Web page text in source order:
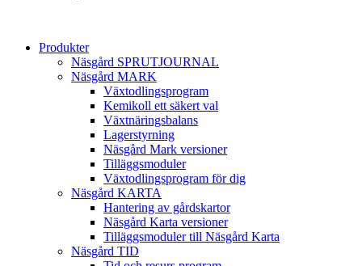
Produkter
Näsgård SPRUTJOURNAL
Näsgård MARK
Växtodlingsprogram
Kemikoll ett säkert val
Växtnäringsbalans
Lagerstyrning
Näsgård Mark versioner
Tilläggsmoduler
Växtodlingsprogram för dig
Näsgård KARTA
Hantering av gårdskartor
Näsgård Karta versioner
Tilläggsmoduler till Näsgård Karta
Näsgård TID